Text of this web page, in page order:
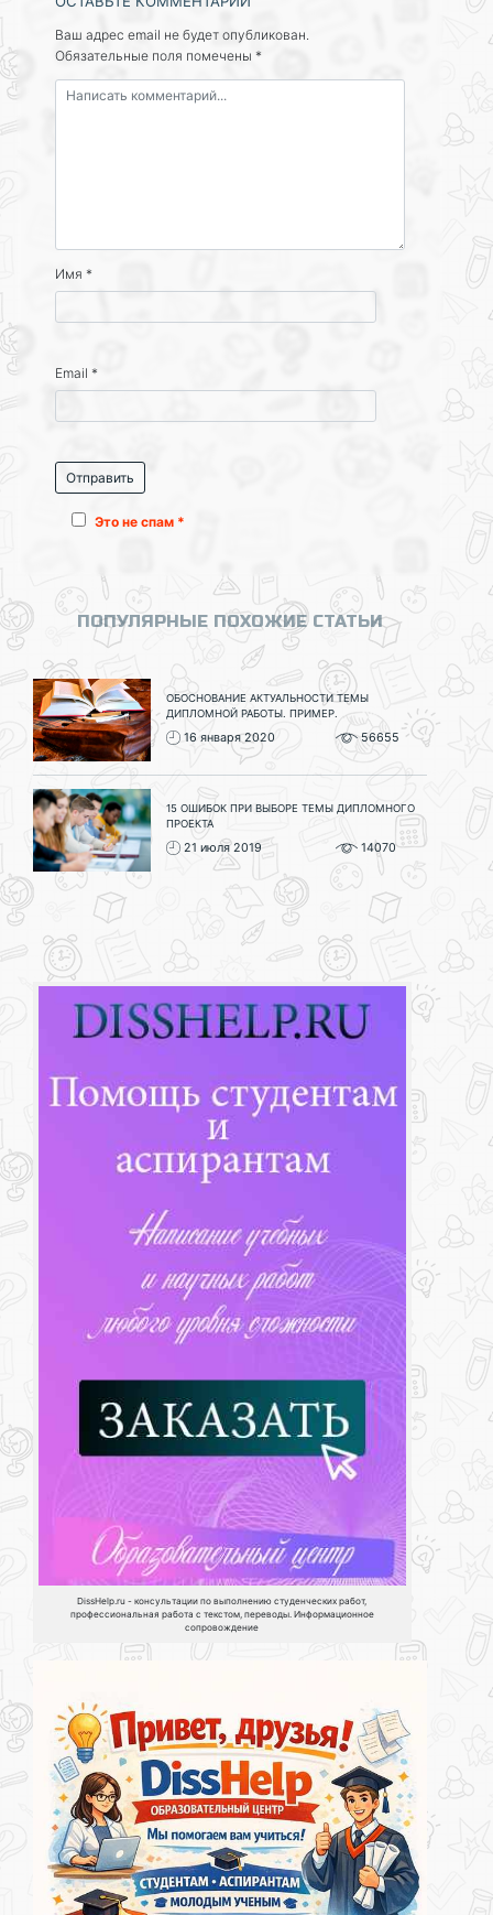
Ваш адрес email не будет опубликован.
Обязательные поля помечены *
Имя *
Email *
Это не спам *
ПОПУЛЯРНЫЕ ПОХОЖИЕ СТАТЬИ
ОБОСНОВАНИЕ АКТУАЛЬНОСТИ ТЕМЫ
ДИПЛОМНОЙ РАБОТЫ. ПРИМЕР.
16 января 2020 56655
15 ОШИБОК ПРИ ВЫБОРЕ ТЕМЫ ДИПЛОМНОГО
ПРОЕКТА
21 июля 2019 14070
DissHelp.ru - консультации по выполнению студенческих работ,
профессиональная работа с текстом, переводы. Информационное
сопровождение